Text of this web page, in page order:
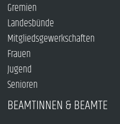
Gremien
Landesbünde
Mitgliedsgewerkschaften
Frauen
Jugend
Senioren
BEAMTINNEN & BEAMTE